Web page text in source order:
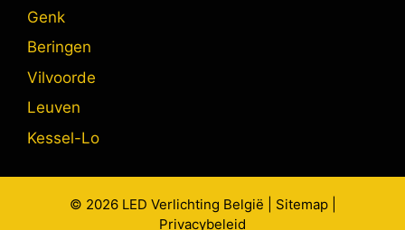
Genk
Beringen
Vilvoorde
Leuven
Kessel-Lo
© 2026 LED Verlichting België | Sitemap|
Privacybeleid